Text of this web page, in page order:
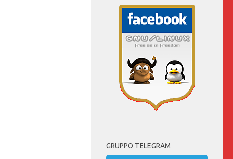
GRUPPO TELEGRAM